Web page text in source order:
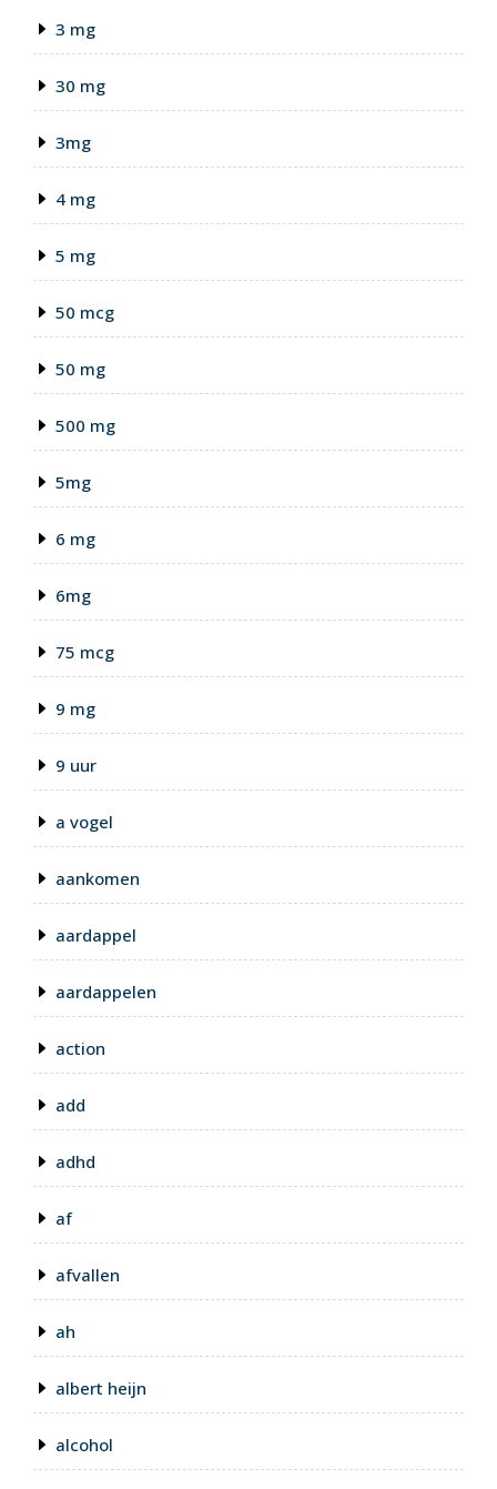
3 mg
30 mg
3mg
4 mg
5 mg
50 mcg
50 mg
500 mg
5mg
6 mg
6mg
75 mcg
9 mg
9 uur
a vogel
aankomen
aardappel
aardappelen
action
add
adhd
af
afvallen
ah
albert heijn
alcohol